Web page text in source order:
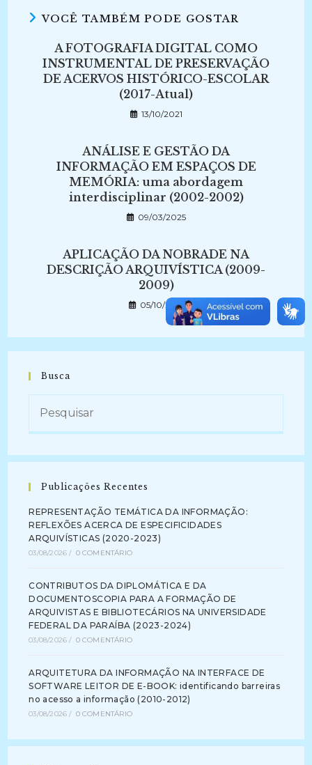
VOCÊ TAMBÉM PODE GOSTAR
A FOTOGRAFIA DIGITAL COMO
INSTRUMENTAL DE PRESERVAÇÃO
DE ACERVOS HISTÓRICO-ESCOLAR
(2017-Atual)
13/10/2021
ANÁLISE E GESTÃO DA
INFORMAÇÃO EM ESPAÇOS DE
MEMÓRIA: uma abordagem
interdisciplinar (2002-2002)
09/03/2025
APLICAÇÃO DA NOBRADE NA
DESCRIÇÃO ARQUIVÍSTICA (2009-
2009)
05/10/2021
Busca
Publicações Recentes
REPRESENTAÇÃO TEMÁTICA DA INFORMAÇÃO:
REFLEXÕES ACERCA DE ESPECIFICIDADES
ARQUIVÍSTICAS (2020-2023)
03/08/2026 / 0 COMENTÁRIO
CONTRIBUTOS DA DIPLOMÁTICA E DA
DOCUMENTOSCOPIA PARA A FORMAÇÃO DE
ARQUIVISTAS E BIBLIOTECÁRIOS NA UNIVERSIDADE
FEDERAL DA PARAÍBA (2023-2024)
03/08/2026 / 0 COMENTÁRIO
ARQUITETURA DA INFORMAÇÃO NA INTERFACE DE
SOFTWARE LEITOR DE E-BOOK: identificando barreiras
no acesso a informação (2010-2012)
03/08/2026 / 0 COMENTÁRIO